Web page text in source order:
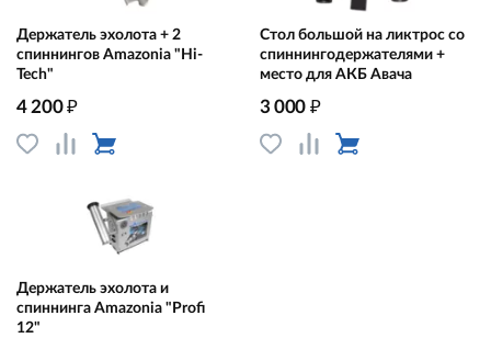
Держатель эхолота + 2
спиннингов Amazonia "Hi-
Tech"
4 200₽
Стол большой на ликтрос со
спиннингодержателями +
место для АКБ Авача
3 000 ₽
Держатель эхолота и
спиннинга Amazonia "Profi
12"